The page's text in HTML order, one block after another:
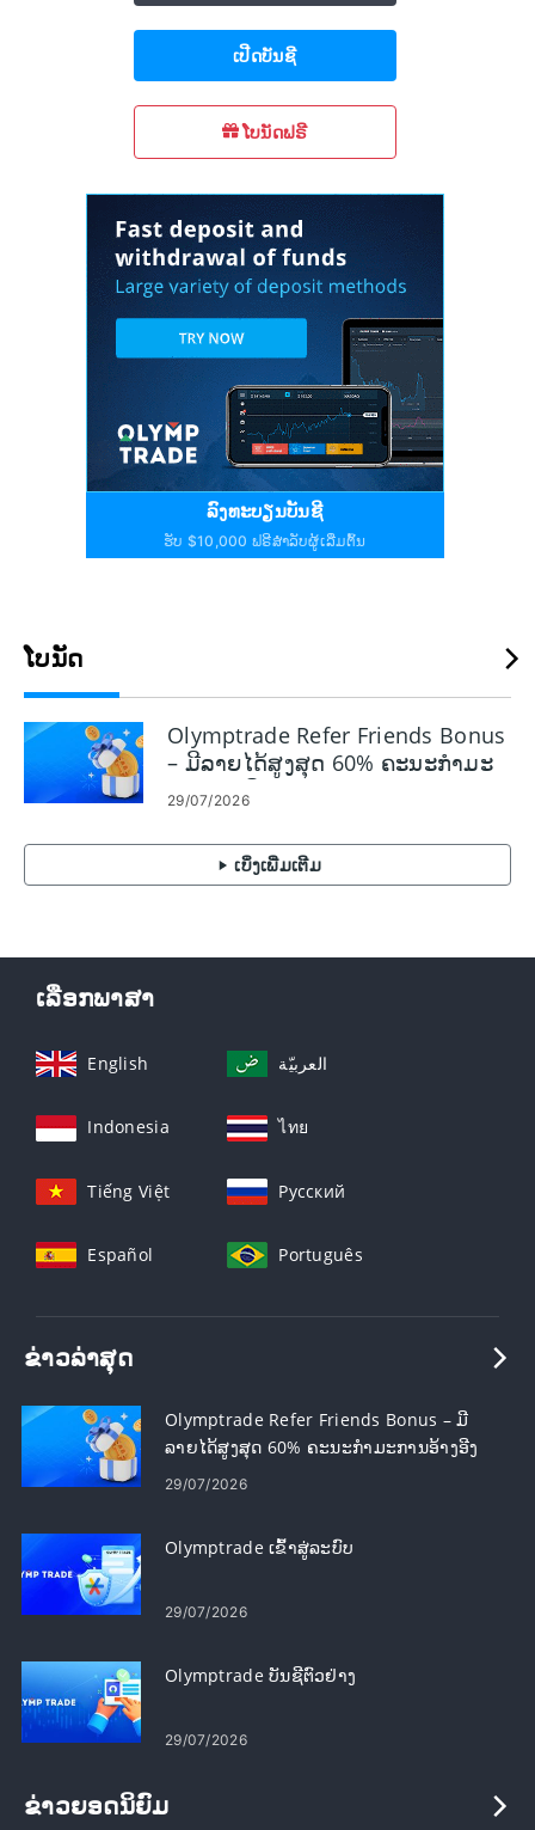
ເປີດບັນຊີ
ໂບນັດຟຣີ
ລົງທະບຽນບັນຊີ
ຮັບ $10,000 ຟຣີສຳລັບຜູ້ເລີ່ມຕົ້ນ
ໂບນັດ
Olymptrade Refer Friends Bonus
– ມີລາຍໄດ້ສູງສຸດ 60% ຄະນະກໍາມະ
ການອ້າງອີງ
29/07/2026
ເບິ່ງເພີ່ມເຕີມ
ເລືອກພາສາ
English العربيّة
Indonesia ไทย
Tiếng Việt Русский
Español Português
ຂ່າວ​ລ່າ​ສຸດ
Olymptrade Refer Friends Bonus – ມີ
ລາຍໄດ້ສູງສຸດ 60% ຄະນະກໍາມະການອ້າງອີງ
29/07/2026
Olymptrade ເຂົ້າສູ່ລະບົບ
29/07/2026
Olymptrade ບັນຊີຕົວຢ່າງ
29/07/2026
ຂ່າວຍອດນິຍົມ